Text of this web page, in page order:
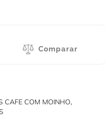
Comparar
CAFE COM MOINHO,